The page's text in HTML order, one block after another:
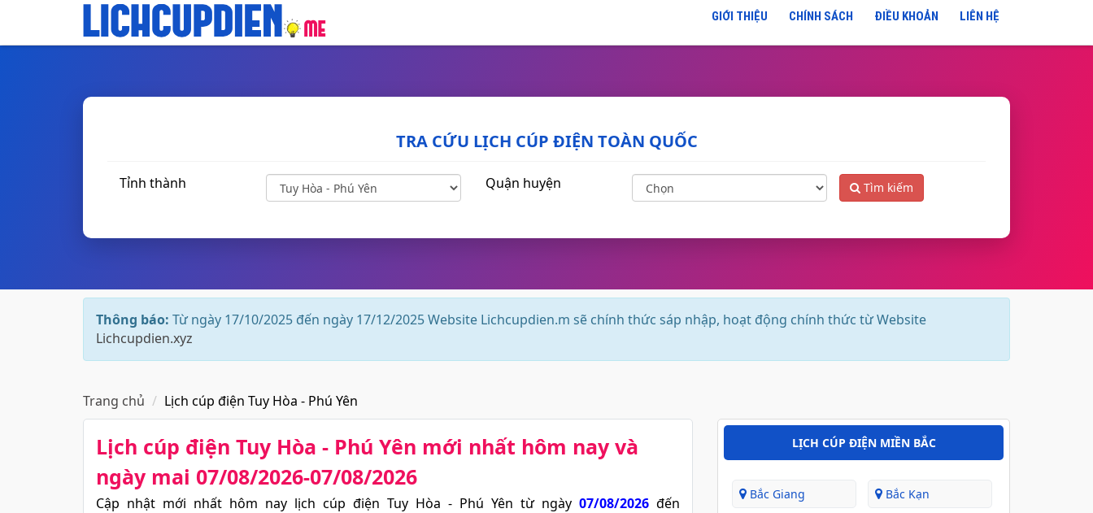
GIỚI THIỆU CHÍNH SÁCH ĐIỀU KHOẢN LIÊN HỆ
TRA CỨU LỊCH CÚP ĐIỆN TOÀN QUỐC
Tỉnh thành Quận huyện Tìm kiếm
Thông báo: Từ ngày 17/10/2025 đến ngày 17/12/2025 Website Lichcupdien.m sẽ chính thức sáp nhập, hoạt động chính thức từ Website
Lichcupdien.xyz
Trang chủ Lịch cúp điện Tuy Hòa - Phú Yên
Lịch cúp điện Tuy Hòa - Phú Yên​ mới nhất hôm nay và
ngày mai 07/08/2026-07/08/2026
Cập nhật mới nhất hôm nay lịch cúp điện Tuy Hòa - Phú Yên từ ngày 07/08/2026 đến
LỊCH CÚP ĐIỆN MIỀN BẮC
Bắc Giang Bắc Kạn